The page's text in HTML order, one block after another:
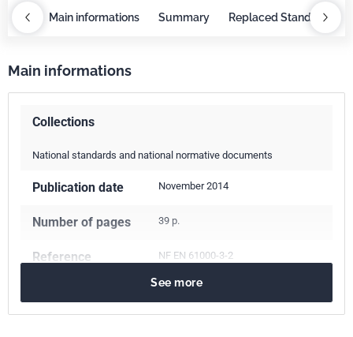
Main informations Summary Replaced Standards
Main informations
Collections
National standards and national normative documents
Publication date November 2014
Number of pages 39 p.
Reference NF EN 61000-3-2
33.100.10
See more